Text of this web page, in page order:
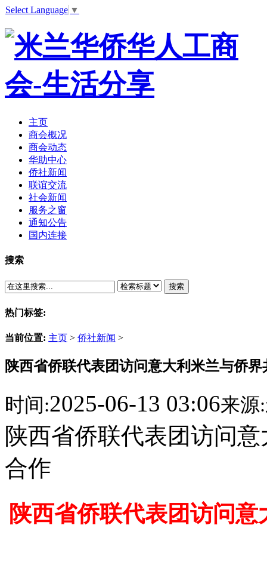
Select Language ▼
主页
商会概况
商会动态
华助中心
侨社新闻
联谊交流
社会新闻
服务之窗
通知公告
国内连接
搜索
搜索
热门标签:
当前位置: 主页 > 侨社新闻 >
陕西省侨联代表团访问意大利米兰与侨界
时间:2025-06-13 03:06来源:
陕西省侨联代表团访问
合作
陕西省侨联代表团访问